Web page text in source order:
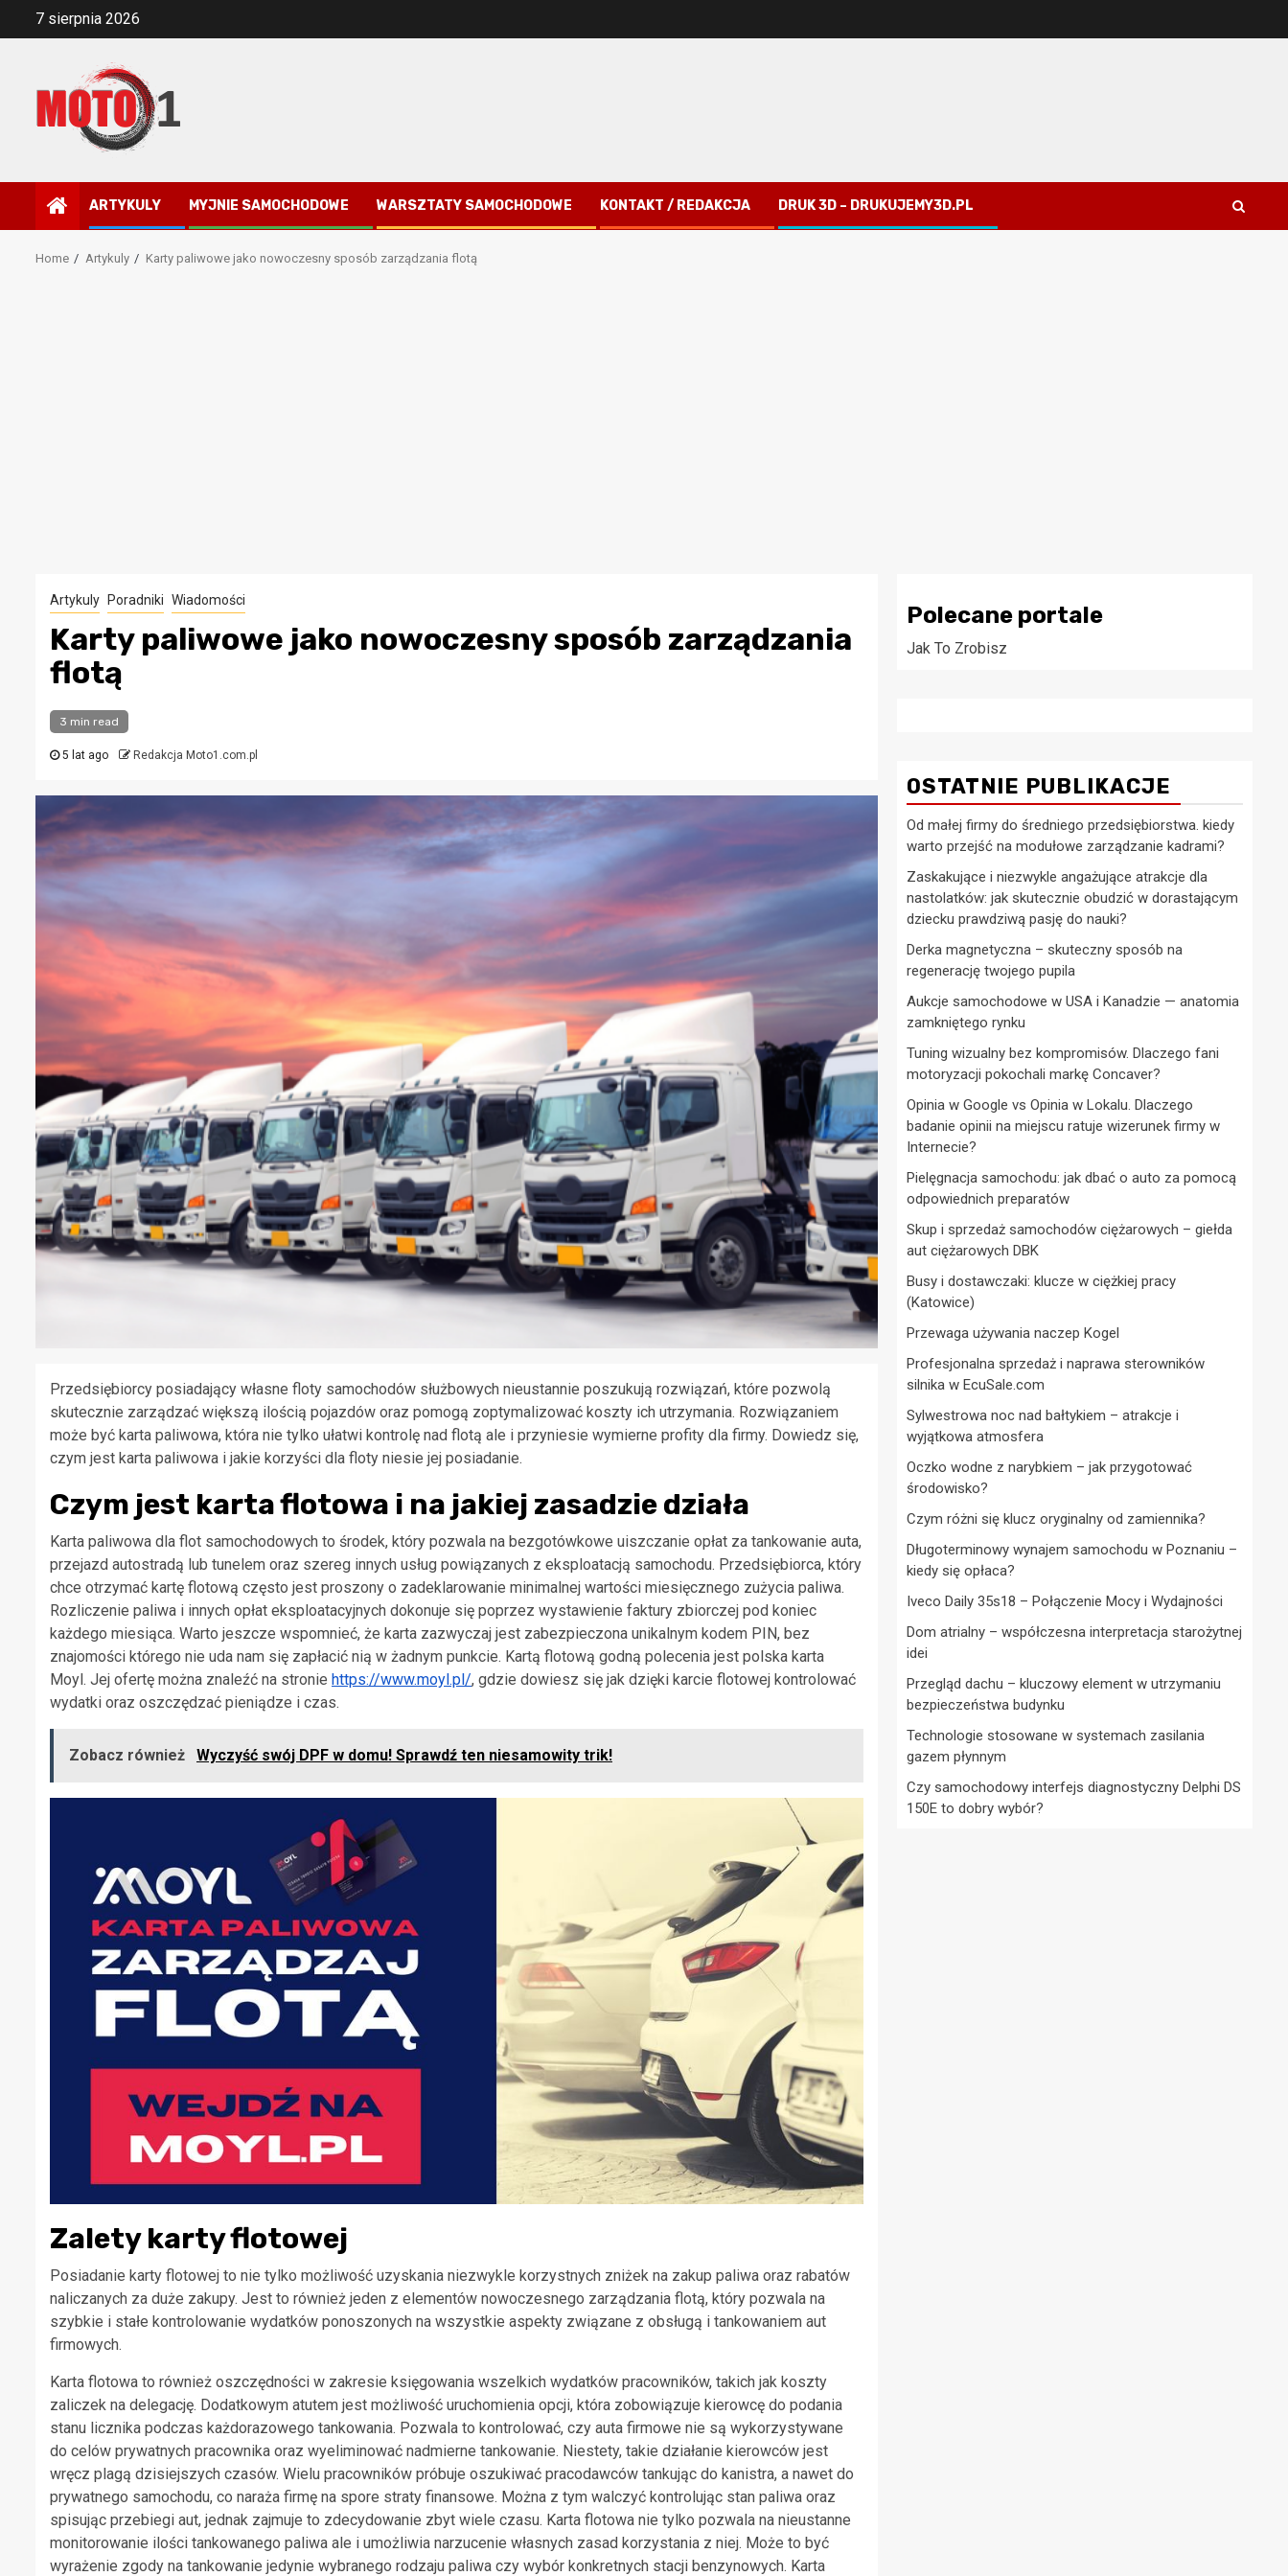
7 sierpnia 2026
ARTYKULY MYJNIE SAMOCHODOWE WARSZTATY SAMOCHODOWE KONTAKT / REDAKCJA DRUK 3D – DRUKUJEMY3D.PL
Home Artykuly Karty paliwowe jako nowoczesny sposób zarządzania flotą
Artykuly Poradniki Wiadomości
Karty paliwowe jako nowoczesny sposób zarządzania
flotą
3 min read
5 lat ago Redakcja Moto1.com.pl
Przedsiębiorcy posiadający własne floty samochodów służbowych nieustannie poszukują rozwiązań, które pozwolą
skutecznie zarządzać większą ilością pojazdów oraz pomogą zoptymalizować koszty ich utrzymania. Rozwiązaniem
może być karta paliwowa, która nie tylko ułatwi kontrolę nad flotą ale i przyniesie wymierne profity dla firmy. Dowiedz się,
czym jest karta paliwowa i jakie korzyści dla floty niesie jej posiadanie.
Czym jest karta flotowa i na jakiej zasadzie działa
Karta paliwowa dla flot samochodowych to środek, który pozwala na bezgotówkowe uiszczanie opłat za tankowanie auta,
przejazd autostradą lub tunelem oraz szereg innych usług powiązanych z eksploatacją samochodu. Przedsiębiorca, który
chce otrzymać kartę flotową często jest proszony o zadeklarowanie minimalnej wartości miesięcznego zużycia paliwa.
Rozliczenie paliwa i innych opłat eksploatacyjnych dokonuje się poprzez wystawienie faktury zbiorczej pod koniec
każdego miesiąca. Warto jeszcze wspomnieć, że karta zazwyczaj jest zabezpieczona unikalnym kodem PIN, bez
znajomości którego nie uda nam się zapłacić nią w żadnym punkcie. Kartą flotową godną polecenia jest polska karta
Moyl. Jej ofertę można znaleźć na stronie https://www.moyl.pl/, gdzie dowiesz się jak dzięki karcie flotowej kontrolować
wydatki oraz oszczędzać pieniądze i czas.
Zobacz również Wyczyść swój DPF w domu! Sprawdź ten niesamowity trik!
Zalety karty flotowej
Posiadanie karty flotowej to nie tylko możliwość uzyskania niezwykle korzystnych zniżek na zakup paliwa oraz rabatów
naliczanych za duże zakupy. Jest to również jeden z elementów nowoczesnego zarządzania flotą, który pozwala na
szybkie i stałe kontrolowanie wydatków ponoszonych na wszystkie aspekty związane z obsługą i tankowaniem aut
firmowych.
Karta flotowa to również oszczędności w zakresie księgowania wszelkich wydatków pracowników, takich jak koszty
zaliczek na delegację. Dodatkowym atutem jest możliwość uruchomienia opcji, która zobowiązuje kierowcę do podania
stanu licznika podczas każdorazowego tankowania. Pozwala to kontrolować, czy auta firmowe nie są wykorzystywane
do celów prywatnych pracownika oraz wyeliminować nadmierne tankowanie. Niestety, takie działanie kierowców jest
wręcz plagą dzisiejszych czasów. Wielu pracowników próbuje oszukiwać pracodawców tankując do kanistra, a nawet do
prywatnego samochodu, co naraża firmę na spore straty finansowe. Można z tym walczyć kontrolując stan paliwa oraz
spisując przebiegi aut, jednak zajmuje to zdecydowanie zbyt wiele czasu. Karta flotowa nie tylko pozwala na nieustanne
monitorowanie ilości tankowanego paliwa ale i umożliwia narzucenie własnych zasad korzystania z niej. Może to być
wyrażenie zgody na tankowanie jedynie wybranego rodzaju paliwa czy wybór konkretnych stacji benzynowych. Karta
Polecane portale
Jak To Zrobisz
OSTATNIE PUBLIKACJE
Od małej firmy do średniego przedsiębiorstwa. kiedy
warto przejść na modułowe zarządzanie kadrami?
Zaskakujące i niezwykle angażujące atrakcje dla
nastolatków: jak skutecznie obudzić w dorastającym
dziecku prawdziwą pasję do nauki?
Derka magnetyczna – skuteczny sposób na
regenerację twojego pupila
Aukcje samochodowe w USA i Kanadzie — anatomia
zamkniętego rynku
Tuning wizualny bez kompromisów. Dlaczego fani
motoryzacji pokochali markę Concaver?
Opinia w Google vs Opinia w Lokalu. Dlaczego
badanie opinii na miejscu ratuje wizerunek firmy w
Internecie?
Pielęgnacja samochodu: jak dbać o auto za pomocą
odpowiednich preparatów
Skup i sprzedaż samochodów ciężarowych – giełda
aut ciężarowych DBK
Busy i dostawczaki: klucze w ciężkiej pracy
(Katowice)
Przewaga używania naczep Kogel
Profesjonalna sprzedaż i naprawa sterowników
silnika w EcuSale.com
Sylwestrowa noc nad bałtykiem – atrakcje i
wyjątkowa atmosfera
Oczko wodne z narybkiem – jak przygotować
środowisko?
Czym różni się klucz oryginalny od zamiennika?
Długoterminowy wynajem samochodu w Poznaniu –
kiedy się opłaca?
Iveco Daily 35s18 – Połączenie Mocy i Wydajności
Dom atrialny – współczesna interpretacja starożytnej
idei
Przegląd dachu – kluczowy element w utrzymaniu
bezpieczeństwa budynku
Technologie stosowane w systemach zasilania
gazem płynnym
Czy samochodowy interfejs diagnostyczny Delphi DS
150E to dobry wybór?